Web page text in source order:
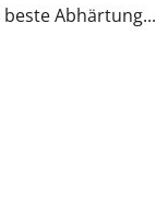
Abhärtung...